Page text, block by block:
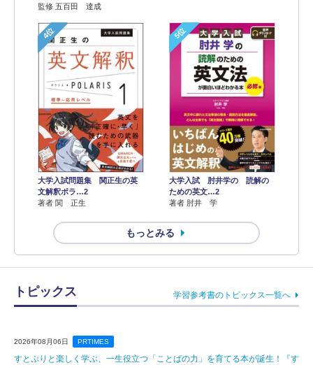
監修 五百田 達成
4位
大学入試問題集 関正生の英
文解釈ポラ…2
著者 関 正生
5位
大学入試 肘井学の 読解の
ための英文…2
著者 肘井 学
もっとみる
トピックス 学習参考書のトピックス一覧へ
2026年08月06日 PRTIMES
すとぷりと楽しく学ぶ、一生役立つ「ことばの力」を育てる本が誕生！『す